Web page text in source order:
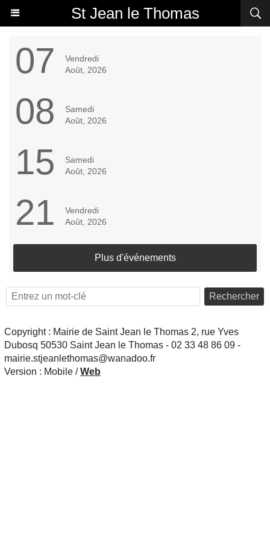
St Jean le Thomas
07
Vendredi
Août, 2026
08
Samedi
Août, 2026
15
Samedi
Août, 2026
21
Vendredi
Août, 2026
Plus d'événements
Rechercher
Copyright : Mairie de Saint Jean le Thomas 2, rue Yves
Dubosq 50530 Saint Jean le Thomas - 02 33 48 86 09 -
mairie.stjeanlethomas@wanadoo.fr
Version : Mobile /Web